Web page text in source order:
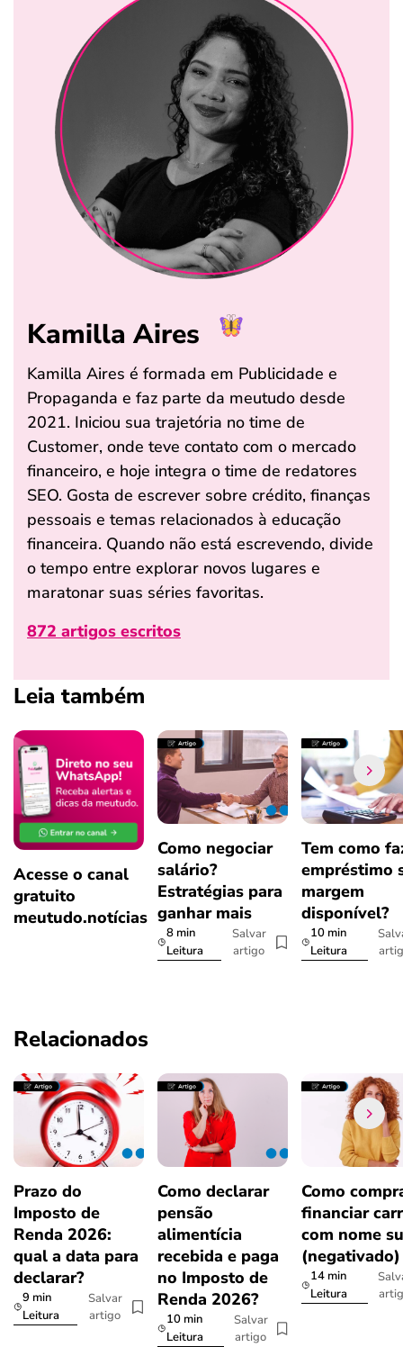
Kamilla Aires
Kamilla Aires é formada em Publicidade e
Propaganda e faz parte da meutudo desde
2021. Iniciou sua trajetória no time de
Customer, onde teve contato com o mercado
financeiro, e hoje integra o time de redatores
SEO. Gosta de escrever sobre crédito, finanças
pessoais e temas relacionados à educação
financeira. Quando não está escrevendo, divide
o tempo entre explorar novos lugares e
maratonar suas séries favoritas.
872 artigos escritos
Leia também
Acesse o canal
gratuito
meutudo.notícias
Como negociar
salário?
Estratégias para
ganhar mais
8 min
Leitura
Salvar
artigo
Tem como
empréstimo
margem
disponível?
10 min
Leitura
Relacionados
Prazo do
Imposto de
Renda 2026:
qual a data para
declarar?
9 min
Leitura
Salvar
artigo
Como declarar
pensão
alimentícia
recebida e paga
no Imposto de
Renda 2026?
10 min
Leitura
Salvar
artigo
Como
financiar
com nome
(negativado)
14 min
Leitura